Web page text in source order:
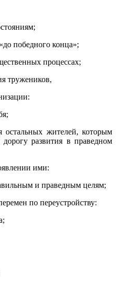
победного конца»;
процессах;
тружеников,
остальных жителей, которым
развития в праведном
ими:
и праведным целям;
по переустройству: